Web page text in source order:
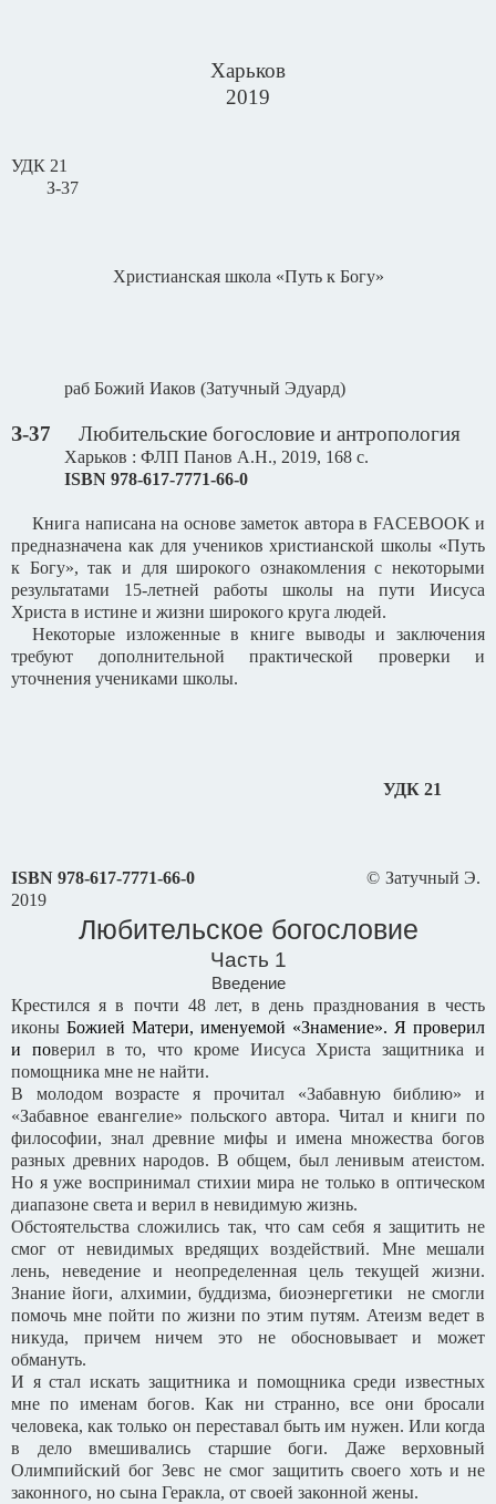
Харьков
2019
УДК 21
З-37
Христианская школа «Путь к Богу»
раб Божий Иаков (Затучный Эдуард)
З-37 Любительские богословие и антропология
Харьков : ФЛП Панов А.Н., 2019, 168 с.
ISBN 978-617-7771-66-0
Книга написана на основе заметок автора в FACEBOOK и
предназначена как для учеников христианской школы «Путь
к Богу», так и для широкого ознакомления с некоторыми
результатами 15-летней работы школы на пути Иисуса
Христа в истине и жизни широкого круга людей.
Некоторые изложенные в книге выводы и заключения
требуют дополнительной практической проверки и
уточнения учениками школы.
УДК 21
ISBN 978-617-7771-66-0© Затучный Э.
2019
Любительское богословие
Часть 1
Введение
Крестился я в почти 48 лет, в день празднования в честь
иконы Божией Матери, именуемой «Знамение». Я проверил
и поверил в то, что кроме Иисуса Христа защитника и
помощника мне не найти.
В молодом возрасте я прочитал «Забавную библию» и
«Забавное евангелие» польского автора. Читал и книги по
философии, знал древние мифы и имена множества богов
разных древних народов. В общем, был ленивым атеистом.
Но я уже воспринимал стихии мира не только в оптическом
диапазоне света и верил в невидимую жизнь.
Обстоятельства сложились так, что сам себя я защитить не
смог от невидимых вредящих воздействий. Мне мешали
лень, неведение и неопределенная цель текущей жизни.
Знание йоги, алхимии, буддизма, биоэнергетики не смогли
помочь мне пойти по жизни по этим путям. Атеизм ведет в
никуда, причем ничем это не обосновывает и может
обмануть.
И я стал искать защитника и помощника среди известных
мне по именам богов. Как ни странно, все они бросали
человека, как только он переставал быть им нужен. Или когда
в дело вмешивались старшие боги. Даже верховный
Олимпийский бог Зевс не смог защитить своего хоть и не
законного, но сына Геракла, от своей законной жены.